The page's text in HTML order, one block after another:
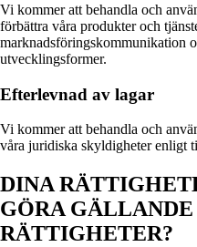
Vi kommer att behandla och
förbättra våra produkter och
marknadsföringskommunikation
utvecklingsformer.
Efterlevnad av lagar
Vi kommer att behandla och
våra juridiska skyldigheter enligt
DINA
GÖRA
RÄTTIGHETER?